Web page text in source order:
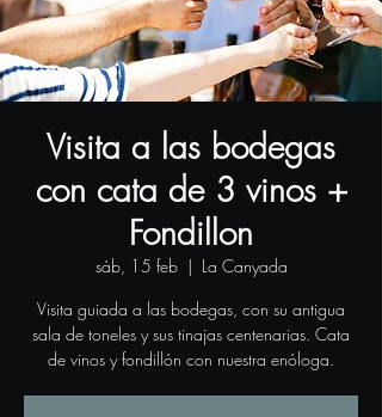
Visita a las bodegas
con cata de 3 vinos +
Fondillon
sáb, 15 feb
  |
La Canyada
Visita guiada a las bodegas, con su antigua
sala de toneles y sus tinajas centenarias. Cata
de vinos y fondillón con nuestra enóloga.